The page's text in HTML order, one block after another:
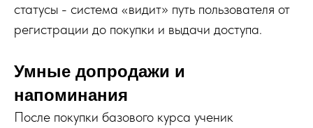
статусы - система «видит» путь пользователя от
регистрации до покупки и выдачи доступа.
Умные допродажи и
напоминания
После покупки базового курса ученик